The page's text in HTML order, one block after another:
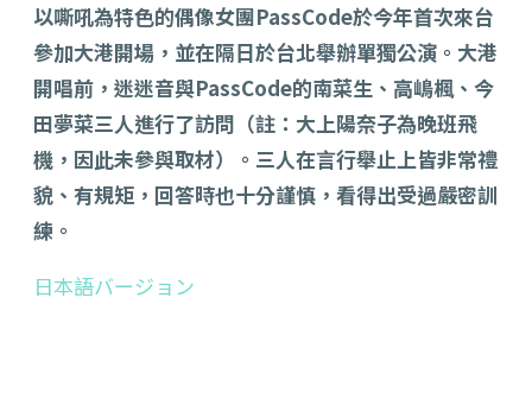
以嘶吼為特色的偶像女團PassCode於今年首次來台
參加大港開場，並在隔日於台北舉辦單獨公演。大港
開唱前，迷迷音與PassCode的南菜生、 高嶋楓、 今
田夢菜三人進行了訪問（註： 大上陽奈子為晚班飛
機，因此未參與取材）。三人在言行舉止上皆非常禮
貌、有規矩，回答時也十分謹慎，看得出受過嚴密訓
練。
日本語バージョン